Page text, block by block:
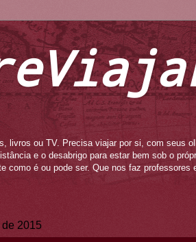
livros ou TV. Precisa viajar por si, com seus
e o desabrigo para estar bem sob o
é ou pode ser. Que nos faz
2015